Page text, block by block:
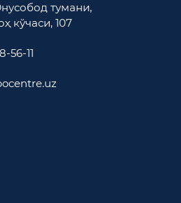
тумани,
кўчаси, 107
56-11